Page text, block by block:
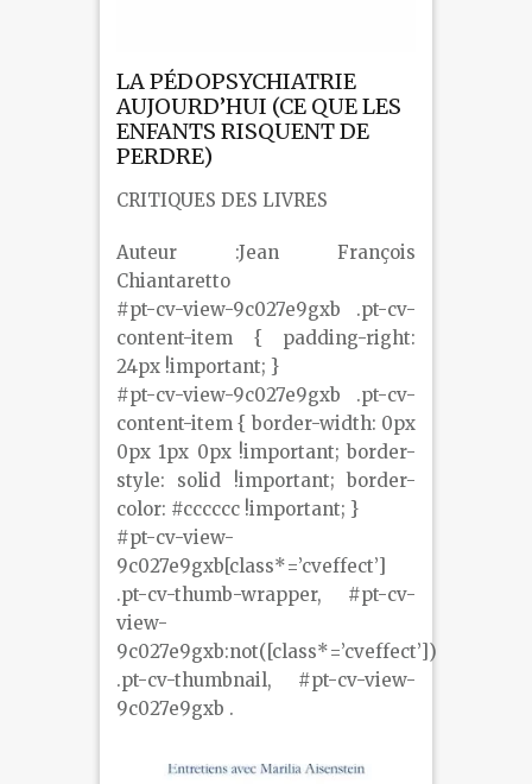
LA PÉDOPSYCHIATRIE
AUJOURD’HUI (CE QUE LES
ENFANTS RISQUENT DE
PERDRE)
CRITIQUES DES LIVRES
Auteur :Jean François
Chiantaretto
#pt-cv-view-9c027e9gxb .pt-cv-
content-item { padding-right:
24px !important; }
#pt-cv-view-9c027e9gxb .pt-cv-
content-item { border-width: 0px
0px 1px 0px !important; border-
style: solid !important; border-
color: #cccccc !important; }
#pt-cv-view-
9c027e9gxb[class*=’cveffect’]
.pt-cv-thumb-wrapper, #pt-cv-
view-
9c027e9gxb:not([class*=’cveffect’])
.pt-cv-thumbnail, #pt-cv-view-
9c027e9gxb .